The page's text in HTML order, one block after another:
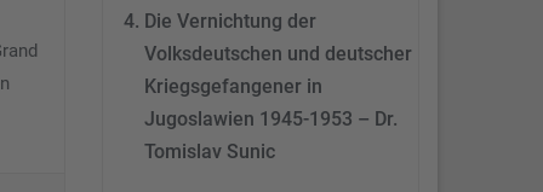
Mehr
Informationen
Akzeptieren
powered by
Usercentrics Consent
Die Vernichtung der
Volksdeutschen und deutscher
Kriegsgefangener in
Jugoslawien 1945-1953 – Dr.
Tomislav Sunic